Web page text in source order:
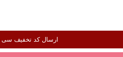
ارسال کد تخفیف سی